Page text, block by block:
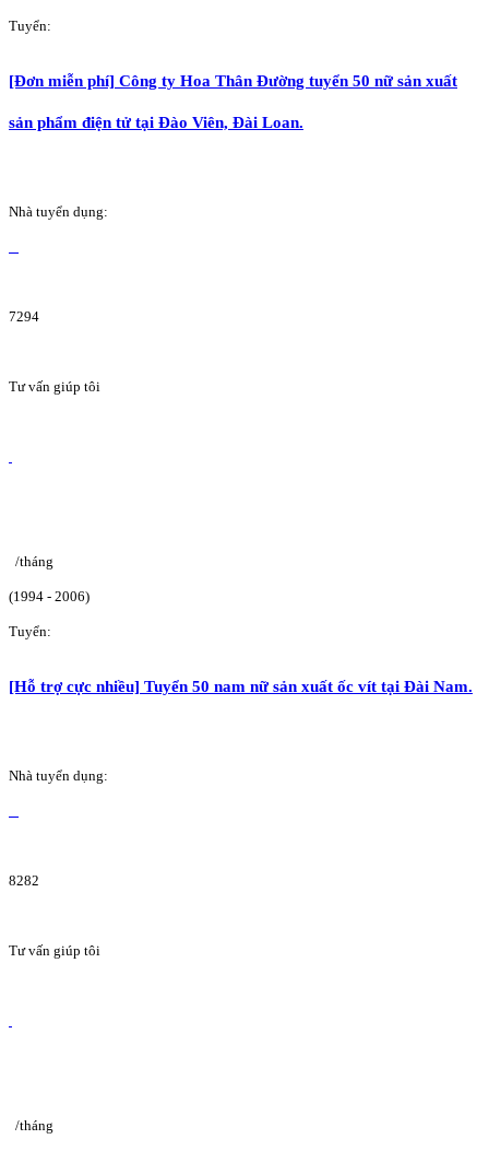
Tuyển:
[Đơn miễn phí] Công ty Hoa Thân Đường tuyển 50 nữ sản xuất
sản phẩm điện tử tại Đào Viên, Đài Loan.
Nhà tuyển dụng:
7294
Tư vấn giúp tôi
/tháng
(1994 - 2006)
Tuyển:
[Hỗ trợ cực nhiều] Tuyển 50 nam nữ sản xuất ốc vít tại Đài Nam.
Nhà tuyển dụng:
8282
Tư vấn giúp tôi
/tháng